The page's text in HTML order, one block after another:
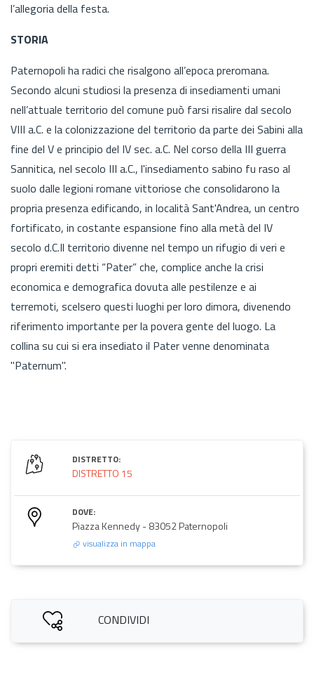
l’allegoria della festa.
STORIA
Paternopoli ha radici che risalgono all’epoca preromana.
Secondo alcuni studiosi la presenza di insediamenti umani
nell’attuale territorio del comune può farsi risalire dal secolo
VIII a.C. e la colonizzazione del territorio da parte dei Sabini alla
fine del V e principio del IV sec. a.C. Nel corso della III guerra
Sannitica, nel secolo III a.C., l'insediamento sabino fu raso al
suolo dalle legioni romane vittoriose che consolidarono la
propria presenza edificando, in località Sant'Andrea, un centro
fortificato, in costante espansione fino alla metà del IV
secolo d.C.Il territorio divenne nel tempo un rifugio di veri e
propri eremiti detti “Pater” che, complice anche la crisi
economica e demografica dovuta alle pestilenze e ai
terremoti, scelsero questi luoghi per loro dimora, divenendo
riferimento importante per la povera gente del luogo. La
collina su cui si era insediato il Pater venne denominata
"Paternum".
DISTRETTO:
DISTRETTO 15
DOVE:
Piazza Kennedy - 83052 Paternopoli
visualizza in mappa
CONDIVIDI